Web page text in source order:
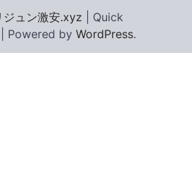
ジュン激安.xyz | Quick
| Powered by WordPress.